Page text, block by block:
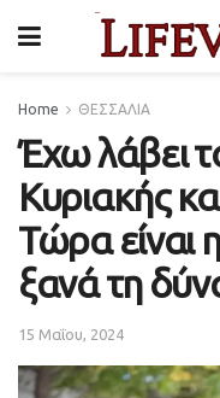
Home ΘΕΣΣΑΛΙΑ
Έχω λάβει
Κυριακής
Τώρα είναι
ξανά τη
15 Μαΐου, 2024